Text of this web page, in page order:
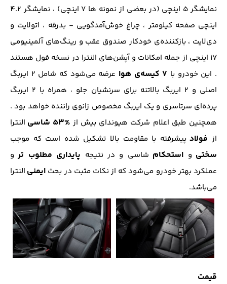
نمایشگر ۵ اینچی (در بعضی از نمونه ها ۷ اینچی) ، نمایشگر 4.2
اینچی صفحه کیلومتر ، چراغ خوش‌آمدگویی - بدرقه ، اتولایت و
دی‌لایت ، بازکننده‌ی خودکار صندوق عقب و رینگ‌های آلمینیومی
17 اینچی از جمله امکانات و آپشن‌های النترا در نسخه فول هستند
. این خودرو با ۷ کیسه‌ی هوا
عرضه می‌شود که شامل ۲ ایربگ
اصلی و ۲ ایربگ بالاتنه برای سرنشیان جلو ، همراه با ۲ ایربگ
پرده‌ای سرتاسری و یک ایربگ مخصوص زانوی راننده خواهد بود .
همچنین طبق اعلام شرکت هیوندای بيش از %53 شاسي النترا
از فولاد پيشرفته با مقاومت بالا تشكيل شده است كه موجب
سختي و استحكام شاسي و در نتيجه پايداری مطلوب تر و
عملكرد بهتر خودرو می‌شود که از نکات مثبت در بحث ایمنی النترا
می‌باشد.
قیمت